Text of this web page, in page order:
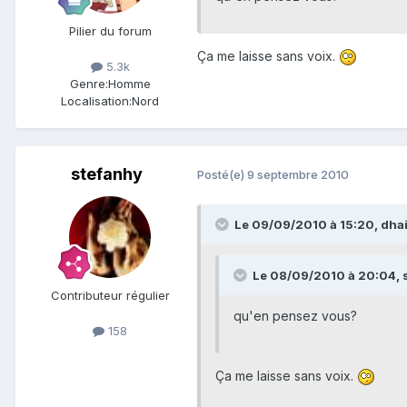
Pilier du forum
5.3k
Genre:Homme
Localisation:Nord
Ça me laisse sans voix.
stefanhy
Contributeur régulier
158
Posté(e) 9 septembre 2010
Le 09/09/2010 à 15:20,
Le 08/09/2010 à 20:04,
qu'en pensez vous?
Ça me laisse sans voix.